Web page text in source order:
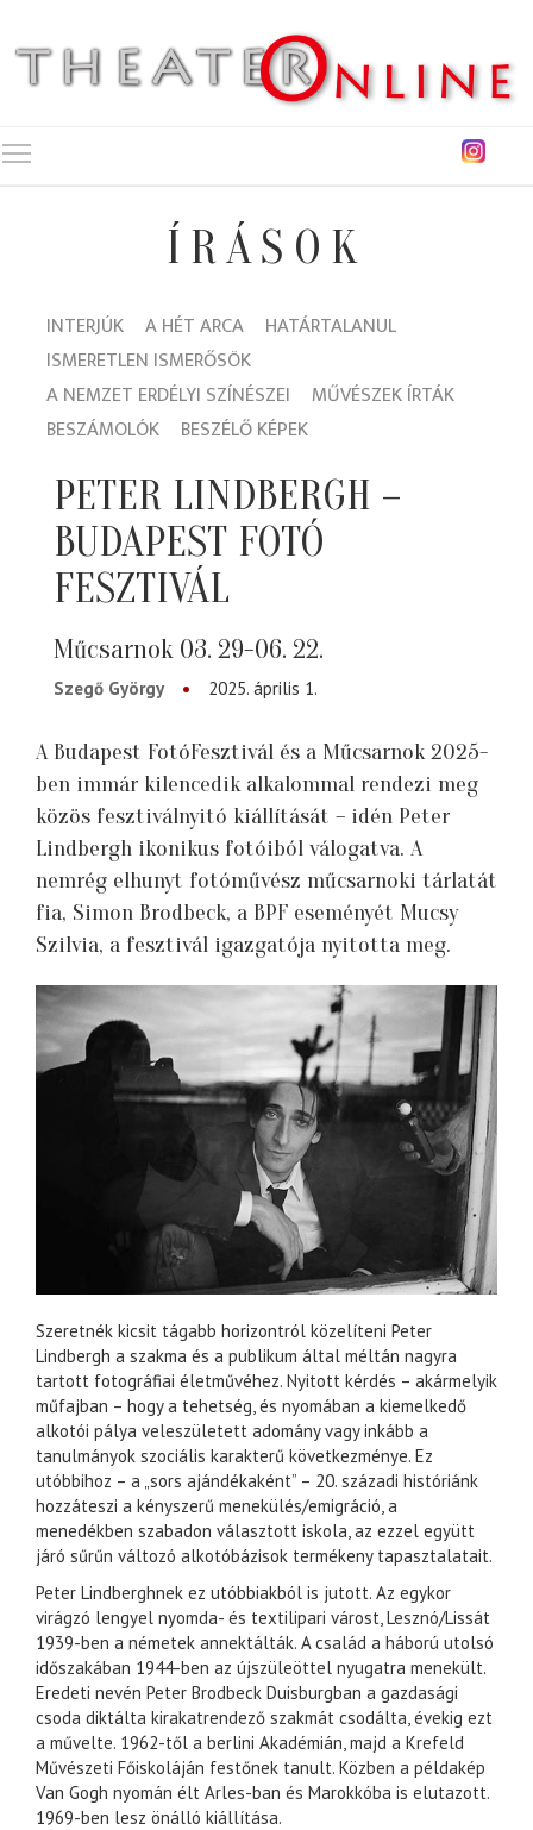
ÍRÁSOK
INTERJÚK A HÉT ARCA
HATÁRTALANUL
ISMERETLEN ISMERŐSÖK
A NEMZET ERDÉLYI SZÍNÉSZEI
MŰVÉSZEK ÍRTÁK
BESZÁMOLÓK
BESZÉLŐ KÉPEK
PETER LINDBERGH –
BUDAPEST FOTÓ
FESZTIVÁL
Műcsarnok 03. 29-06. 22.
Szegő György 2025. április 1.
A Budapest FotóFesztivál és a Műcsarnok 2025-
ben immár kilencedik alkalommal rendezi meg
közös fesztiválnyitó kiállítását – idén Peter
Lindbergh ikonikus fotóiból válogatva. A
nemrég elhunyt fotóművész műcsarnoki tárlatát
fia, Simon Brodbeck, a BPF eseményét Mucsy
Szilvia, a fesztivál igazgatója nyitotta meg.
Szeretnék kicsit tágabb horizontról közelíteni Peter
Lindbergh a szakma és a publikum által méltán nagyra
tartott fotográfiai életművéhez. Nyitott kérdés – akármelyik
műfajban – hogy a tehetség, és nyomában a kiemelkedő
alkotói pálya veleszületett adomány vagy inkább a
tanulmányok szociális karakterű következménye. Ez
utóbbihoz – a „sors ajándékaként” – 20. századi históriánk
hozzáteszi a kényszerű menekülés/emigráció, a
menedékben szabadon választott iskola, az ezzel együtt
járó sűrűn változó alkotóbázisok termékeny tapasztalatait.
Peter Lindberghnek ez utóbbiakból is jutott. Az egykor
virágzó lengyel nyomda- és textilipari várost, Lesznó/Lissát
1939-ben a németek annektálták. A család a háború utolsó
időszakában 1944-ben az újszüleöttel nyugatra menekült.
Eredeti nevén Peter Brodbeck Duisburgban a gazdasági
csoda diktálta kirakatrendező szakmát csodálta, évekig ezt
a művelte. 1962-től a berlini Akadémián, majd a Krefeld
Művészeti Főiskoláján festőnek tanult. Közben a példakép
Van Gogh nyomán élt Arles-ban és Marokkóba is elutazott.
1969-ben lesz önálló kiállítása.